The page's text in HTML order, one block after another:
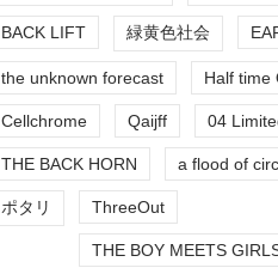
BACK LIFT 緑黄色社会
the unknown forecast Half time
Cellchrome Qaijff 04
THE BACK HORN a flood of
ポタリ ThreeOut
THE BOY MEETS